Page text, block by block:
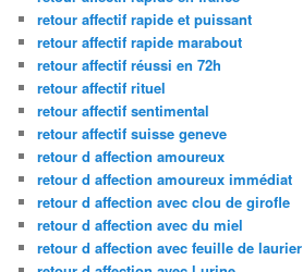
retour affectif rapide et puissant
retour affectif rapide marabout
retour affectif réussi en 72h
retour affectif rituel
retour affectif sentimental
retour affectif suisse geneve
retour d affection amoureux
retour d affection amoureux immédiat
retour d affection avec clou de girofle
retour d affection avec du miel
retour d affection avec feuille de laurier